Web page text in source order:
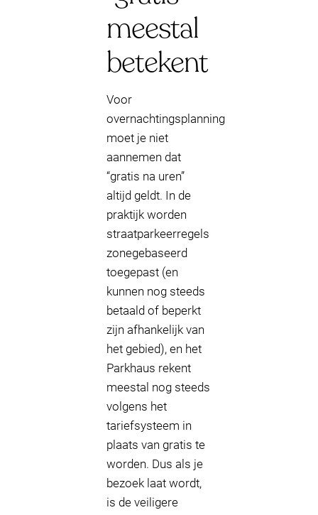
meestal
betekent
Voor
overnachtingsplanning
moet je niet
aannemen dat
“gratis na uren”
altijd geldt. In de
praktijk worden
straatparkeerregels
zonegebaseerd
toegepast (en
kunnen nog steeds
betaald of beperkt
zijn afhankelijk van
het gebied), en het
Parkhaus rekent
meestal nog steeds
volgens het
tariefsysteem in
plaats van gratis te
worden. Dus als je
bezoek laat wordt,
is de veiligere